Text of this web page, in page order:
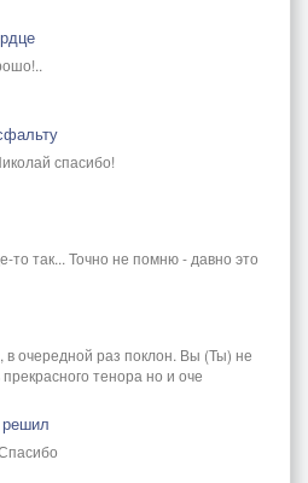
спасибо!
то так... Точно не помню - давно это
в очередной раз поклон. Вы (Ты) не
тенора но и оче
решил